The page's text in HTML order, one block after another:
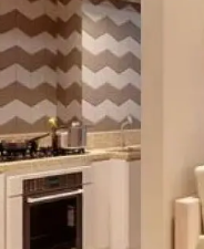
Parcerias imobiliárias
Hub de Corretores
Perfil Verificado
Anunciar imóveis